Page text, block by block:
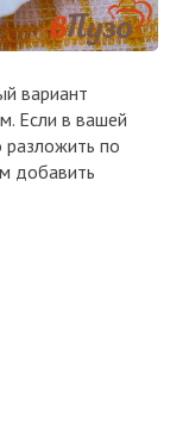
вариант
Если в вашей
по
добавить